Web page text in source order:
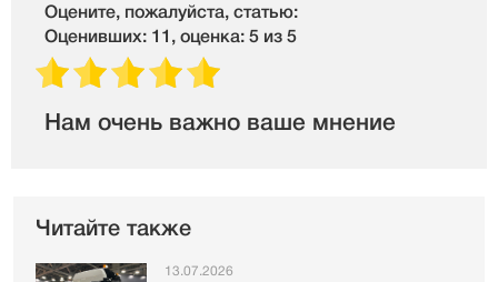
Оцените, пожалуйста, статью:
Оценивших: 11, оценка: 5 из 5
Нам очень важно ваше мнение
Читайте также
13.07.2026